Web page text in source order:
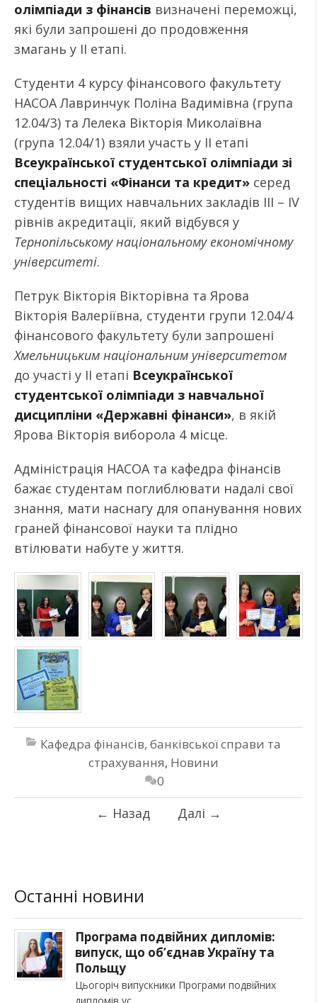
олімпіади з фінансів визначені переможці,
які були запрошені до продовження
змагань у ІІ етапі.
Студенти 4 курсу фінансового факультету
НАСОА Лавринчук Поліна Вадимівна (група
12.04/3) та Лелека Вікторія Миколаївна
(група 12.04/1) взяли участь у ІІ етапі
Всеукраїнської студентської олімпіади зі
спеціальності «Фінанси та кредит» серед
студентів вищих навчальних закладів ІІІ – ІV
рівнів акредитації, який відбувся у
Тернопільському національному економічному
університеті.
Петрук Вікторія Вікторівна та Ярова
Вікторія Валеріївна, студенти групи 12.04/4
фінансового факультету були запрошені
Хмельницьким національним університетом
до участі у ІІ етапі Всеукраїнської
студентської олімпіади з навчальної
дисципліни «Державні фінанси», в якій
Ярова Вікторія виборола 4 місце.
Адміністрація НАСОА та кафедра фінансів
бажає студентам поглиблювати надалі свої
знання, мати наснагу для опанування нових
граней фінансової науки та плідно
втілювати набуте у життя.
Кафедра фінансів, банківської справи та
страхування, Новини
0
← Назад Далі →
Останні новини
Програма подвійних дипломів:
випуск, що об’єднав Україну та
Польщу
Цьогоріч випускники Програми подвійних